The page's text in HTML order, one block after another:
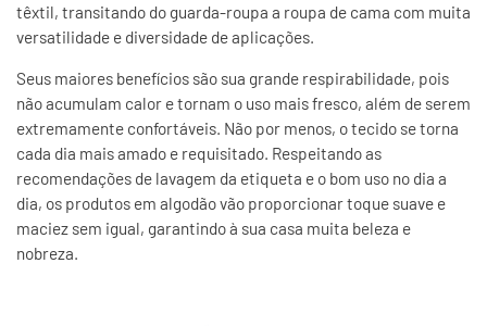
têxtil, transitando do guarda-roupa a roupa de cama com muita
versatilidade e diversidade de aplicações.
Seus maiores benefícios são sua grande respirabilidade, pois
não acumulam calor e tornam o uso mais fresco, além de serem
extremamente confortáveis. Não por menos, o tecido se torna
cada dia mais amado e requisitado. Respeitando as
recomendações de lavagem da etiqueta e o bom uso no dia a
dia, os produtos em algodão vão proporcionar toque suave e
maciez sem igual, garantindo à sua casa muita beleza e
nobreza.